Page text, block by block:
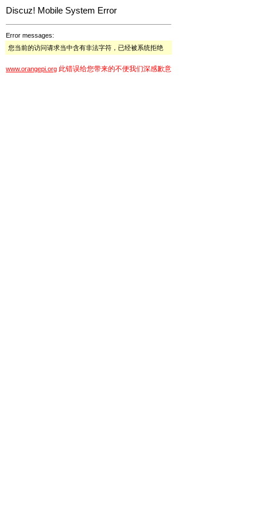
Discuz! Mobile System Error
Error messages:
您当前的访问请求当中含有非法字符，已经被系统拒绝
www.orangepi.org 此错误给您带来的不便我们深感歉意